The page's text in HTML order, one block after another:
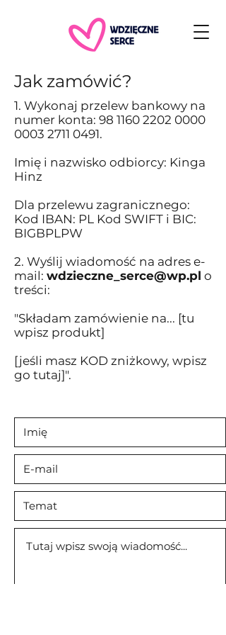
Jak zamówić?
1. Wykonaj przelew bankowy na
numer konta: 98 1160 2202 0000
0003 2711 0491.
Imię i nazwisko odbiorcy: Kinga
Hinz
Dla przelewu zagranicznego:
Kod IBAN: PL Kod SWIFT i BIC:
BIGBPLPW ​
2. Wyślij wiadomość na adres e-
mail: wdzieczne_serce@wp.pl o
treści:
"Składam zamówienie na... [tu
wpisz produkt]
[jeśli masz KOD zniżkowy, wpisz
go tutaj]".